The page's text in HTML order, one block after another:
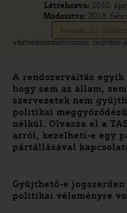
Létrehozva: 2010.
Módosítva: 2018.
adatvédelemaktivizmus, részvétel
A rendszerváltás egyik
hogy sem az állam,
szervezetek nem
politikai
nélkül. Olvassa el a
arról, kezelheti-e egy
pártállásával
Gyűjthető-e
politikai véleményre